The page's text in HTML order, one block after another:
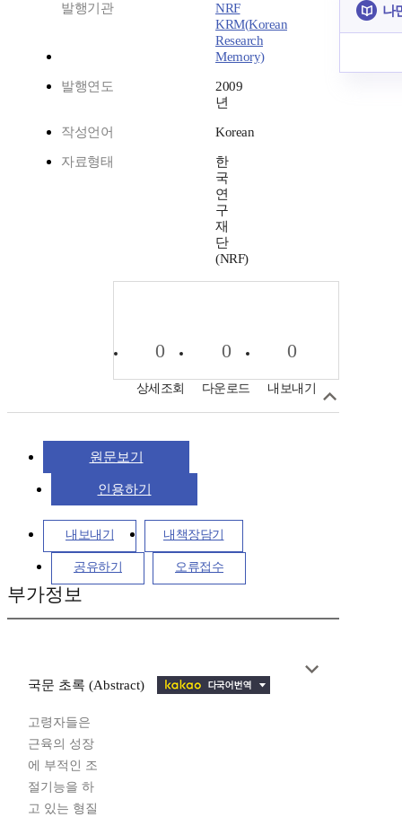
발행기관
NRF
KRM(Korean
Research
Memory)
발행연도
2009
년
작성언어 Korean
자료형태
한
국
연
구
재
단
(NRF)
0
상세조회
0
다운로드
0
내보내기
원문보기
인용하기
내보내기 내책장담기
공유하기 오류접수
부가정보
국문 초록 (Abstract)
고령자들은
근육의 성장
에 부적인 조
절기능을 하
고 있는 형질
나